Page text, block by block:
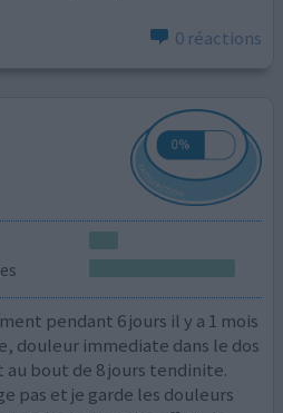
0 réactions
pendant 6 jours il y a 1 mois
douleur immediate dans le dos
bout de 8 jours tendinite.
pas et je garde les douleurs